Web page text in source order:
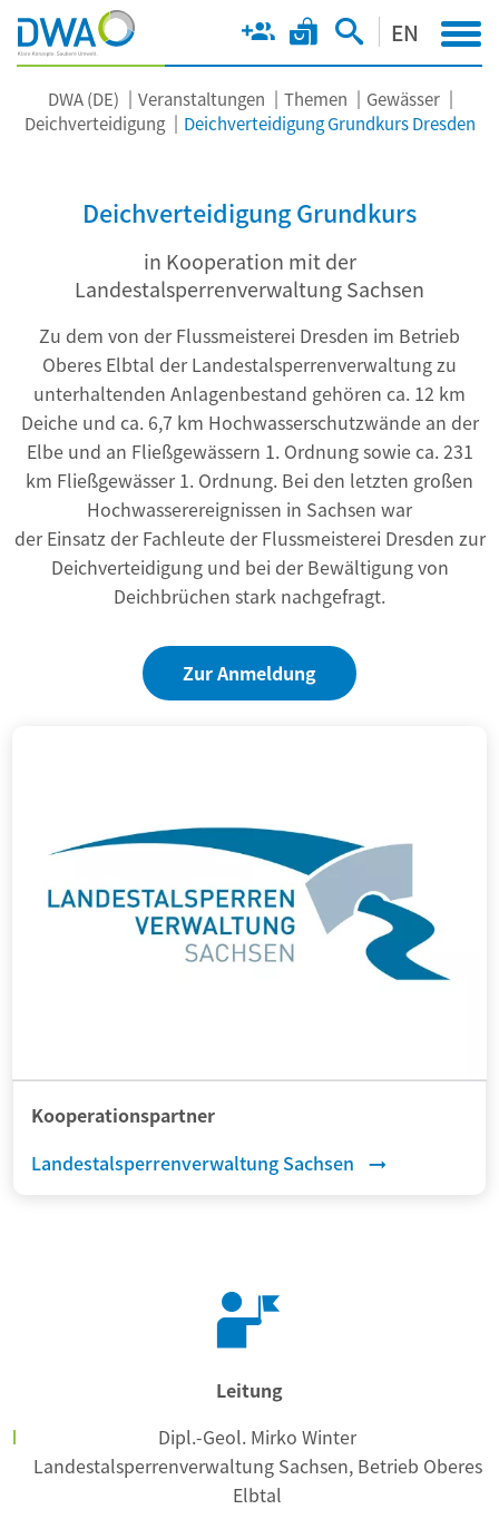
EN
DWA (DE) Veranstaltungen Themen
Gewässer
Deichverteidigung
Deichverteidigung Grundkurs Dresden
Deichverteidigung Grundkurs
in Kooperation mit der
Landestalsperrenverwaltung Sachsen
Zu dem von der Flussmeisterei Dresden im Betrieb
Oberes Elbtal der Landestalsperrenverwaltung zu
unterhaltenden Anlagenbestand gehören ca. 12 km
Deiche und ca. 6,7 km Hochwasserschutzwände an der
Elbe und an Fließgewässern 1. Ordnung sowie ca. 231
km Fließgewässer 1. Ordnung. Bei den letzten großen
Hochwasserereignissen in Sachsen war
der Einsatz der Fachleute der Flussmeisterei Dresden zur
Deichverteidigung und bei der Bewältigung von
Deichbrüchen stark nachgefragt.
Zur Anmeldung
Kooperationspartner
Landestalsperrenverwaltung Sachsen
Leitung
Dipl.-Geol. Mirko Winter
Landestalsperrenverwaltung Sachsen, Betrieb Oberes
Elbtal